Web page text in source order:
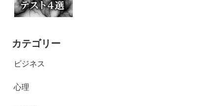
カテゴリー
ビジネス
心理